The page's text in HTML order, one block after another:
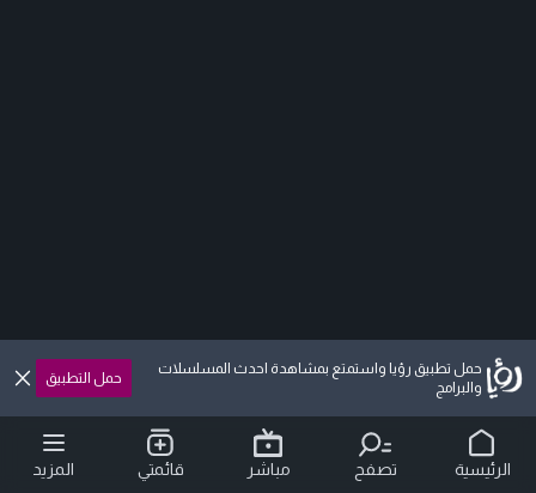
حمل تطبيق رؤيا واستمتع بمشاهدة احدث المسلسلات
والبرامج
حمل التطبيق
الرئيسية تصفح مباشر قائمتي المزيد